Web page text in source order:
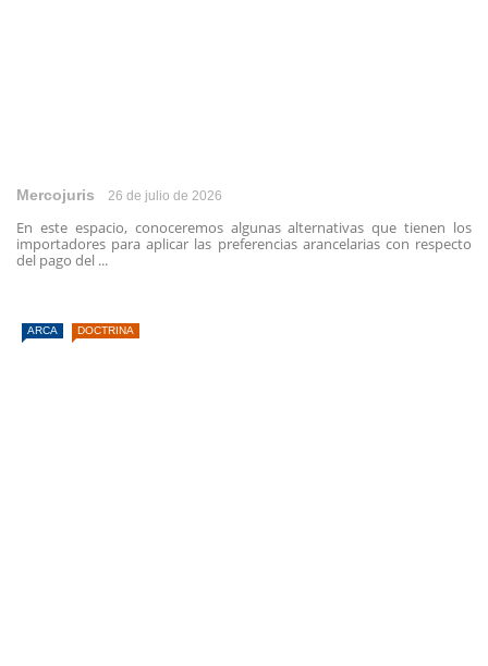
Mercojuris 26 de julio de 2026
En este espacio, conoceremos algunas alternativas que tienen los
importadores para aplicar las preferencias arancelarias con respecto
del pago del ...
ARCA DOCTRINA